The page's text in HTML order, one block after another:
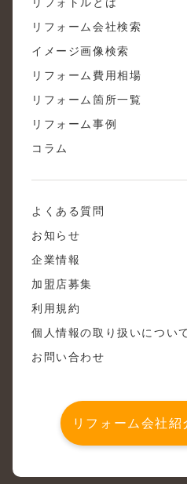
リフォーム会社検索
イメージ画像検索
リフォーム費用相場
リフォーム箇所一覧
リフォーム事例
コラム
よくある質問
お知らせ
企業情報
加盟店募集
利用規約
個人情報の取り扱いについ
お問い合わせ
リフォーム会社